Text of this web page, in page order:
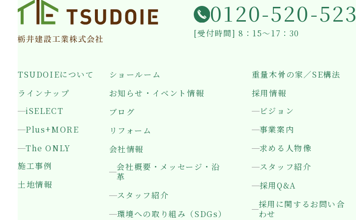
0120-520-523
[受付時間] 8：15～17：30
TSUDOIEについて
ラインナップ
iSELECT
Plus+MORE
The ONLY
施工事例
土地情報
ショールーム
お知らせ・イベント情報
ブログ
リフォーム
会社情報
会社概要・メッセージ・沿
革
スタッフ紹介
環境への取り組み（SDGs）
重量木骨の家／SE構法
採用情報
ビジョン
事業案内
求める人物像
スタッフ紹介
採用Q&A
採用に関するお問い合
わせ